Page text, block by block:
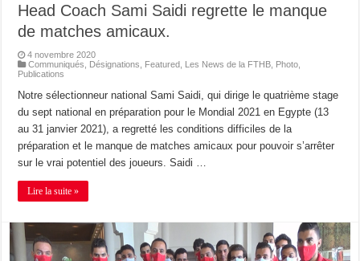
Head Coach Sami Saidi regrette le manque
de matches amicaux.
4 novembre 2020
Communiqués
Désignations Featured Les News de la FTHB Photo
Publications
Notre sélectionneur national Sami Saidi, qui dirige le quatrième stage
du sept national en préparation pour le Mondial 2021 en Egypte (13
au 31 janvier 2021), a regretté les conditions difficiles de la
préparation et le manque de matches amicaux pour pouvoir s’arrêter
sur le vrai potentiel des joueurs. Saidi …
Lire la suite »